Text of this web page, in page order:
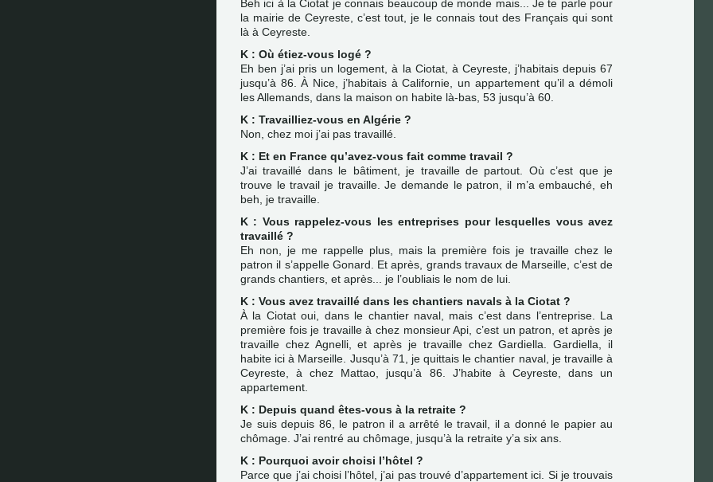
Beh ici à la Ciotat je connais beaucoup de monde mais... Je te parle pour
la mairie de Ceyreste, c’est tout, je le connais tout des Français qui sont
là à Ceyreste.
K : Où étiez-vous logé ?
Eh ben j’ai pris un logement, à la Ciotat, à Ceyreste, j’habitais depuis 67
jusqu’à 86. À Nice, j’habitais à Californie, un appartement qu’il a démoli
les Allemands, dans la maison on habite là-bas, 53 jusqu’à 60.
K : Travailliez-vous en Algérie ?
Non, chez moi j’ai pas travaillé.
K : Et en France qu’avez-vous fait comme travail ?
J’ai travaillé dans le bâtiment, je travaille de partout. Où c’est que je
trouve le travail je travaille. Je demande le patron, il m’a embauché, eh
beh, je travaille.
K : Vous rappelez-vous les entreprises pour lesquelles vous avez
travaillé ?
Eh non, je me rappelle plus, mais la première fois je travaille chez le
patron il s’appelle Gonard. Et après, grands travaux de Marseille, c’est de
grands chantiers, et après... je l’oubliais le nom de lui.
K : Vous avez travaillé dans les chantiers navals à la Ciotat ?
À la Ciotat oui, dans le chantier naval, mais c’est dans l’entreprise. La
première fois je travaille à chez monsieur Api, c’est un patron, et après je
travaille chez Agnelli, et après je travaille chez Gardiella. Gardiella, il
habite ici à Marseille. Jusqu’à 71, je quittais le chantier naval, je travaille à
Ceyreste, à chez Mattao, jusqu’à 86. J’habite à Ceyreste, dans un
appartement.
K : Depuis quand êtes-vous à la retraite ?
Je suis depuis 86, le patron il a arrêté le travail, il a donné le papier au
chômage. J’ai rentré au chômage, jusqu’à la retraite y’a six ans.
K : Pourquoi avoir choisi l’hôtel ?
Parce que j’ai choisi l’hôtel, j’ai pas trouvé d’appartement ici. Si je trouvais